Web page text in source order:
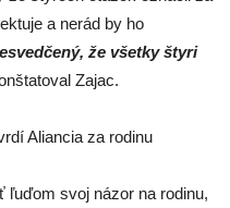
a nerád by ho
že všetky štyri
Zajac.
Aliancia za rodinu
ľuďom svoj názor na rodinu,